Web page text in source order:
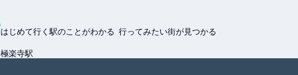
はじめて行く駅のことがわかる 行ってみたい街が見つかる
極楽寺駅